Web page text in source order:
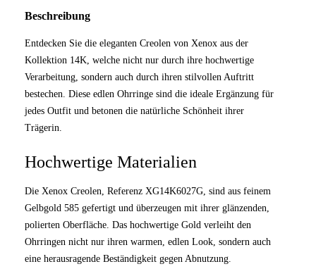
Beschreibung
Entdecken Sie die eleganten Creolen von Xenox aus der
Kollektion 14K, welche nicht nur durch ihre hochwertige
Verarbeitung, sondern auch durch ihren stilvollen Auftritt
bestechen. Diese edlen Ohrringe sind die ideale Ergänzung für
jedes Outfit und betonen die natürliche Schönheit ihrer
Trägerin.
Hochwertige Materialien
Die Xenox Creolen, Referenz XG14K6027G, sind aus feinem
Gelbgold 585 gefertigt und überzeugen mit ihrer glänzenden,
polierten Oberfläche. Das hochwertige Gold verleiht den
Ohrringen nicht nur ihren warmen, edlen Look, sondern auch
eine herausragende Beständigkeit gegen Abnutzung.